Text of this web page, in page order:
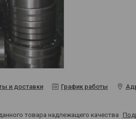
и доставки График работы
товара надлежащего качества